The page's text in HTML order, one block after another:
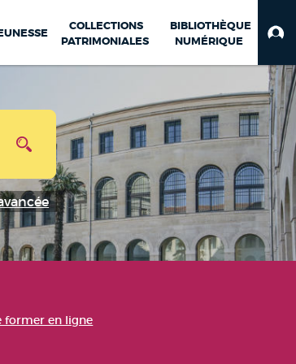
COLLECTIONS
PATRIMONIALES
BIBLIOTHÈQUE
NUMÉRIQUE
former en ligne